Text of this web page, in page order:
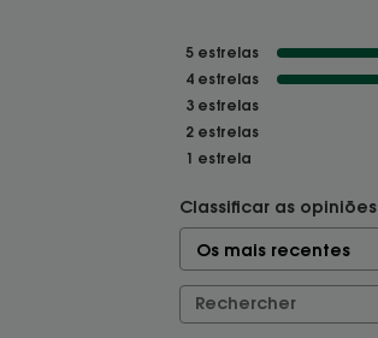
5 estrelas
4 estrelas
3 estrelas
2 estrelas
1 estrela
Classificar as opiniões